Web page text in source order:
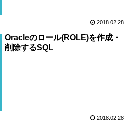
2018.02.28
Oracleのロール(ROLE)を作成・
削除するSQL
2018.02.28